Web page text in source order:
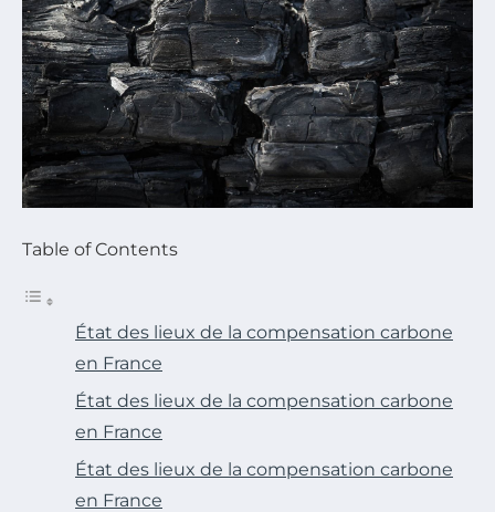
Table of Contents
État des lieux de la compensation carbone
en France
État des lieux de la compensation carbone
en France
État des lieux de la compensation carbone
en France